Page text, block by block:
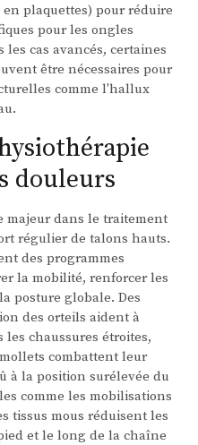
plaquettes) pour réduire
pour les ongles
cas avancés, certaines
être nécessaires pour
comme l'hallux
douleurs
majeur dans le traitement
régulier de talons hauts.
des programmes
la mobilité, renforcer les
posture globale. Des
des orteils aident à
chaussures étroites,
combattent leur
à la position surélevée du
comme les mobilisations
tissus mous réduisent les
et le long de la chaîne